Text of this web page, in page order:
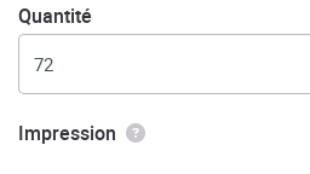
Quantité
Impression